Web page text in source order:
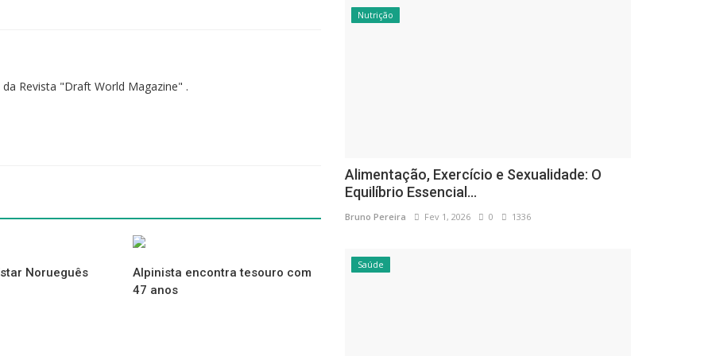
formação arenosa transportada eolicamente, a partir de um
Revista "Draft World Magazine" .
Norueguês
Alpinista encontra tesouro com
47 anos
Nutrição
Alimentação, Exercício e Sexualidade: O
Equilíbrio Essencial...
Bruno Pereira Fev 1, 2026 0 1336
Saúde